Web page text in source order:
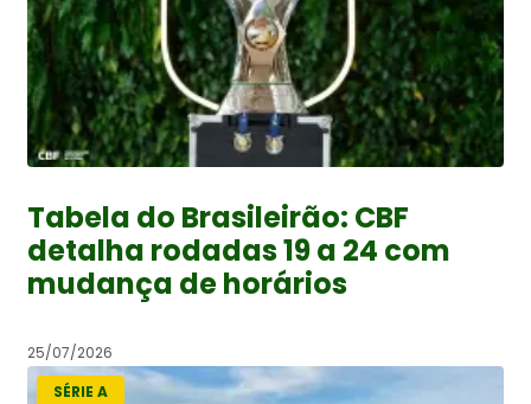
Tabela do Brasileirão: CBF
detalha rodadas 19 a 24 com
mudança de horários
25/07/2026
SÉRIE A